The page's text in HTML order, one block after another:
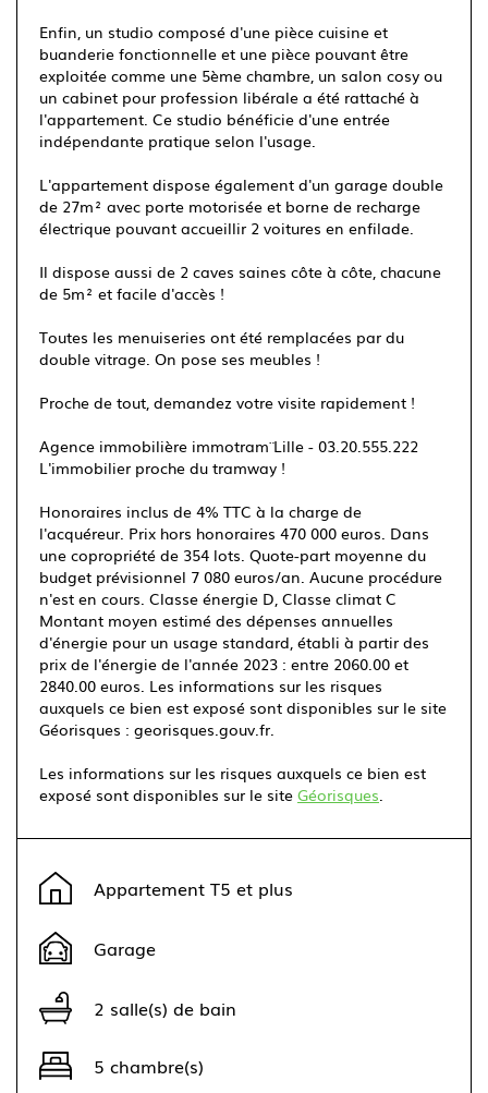
Enfin, un studio composé d'une pièce cuisine et
buanderie fonctionnelle et une pièce pouvant être
exploitée comme une 5ème chambre, un salon cosy ou
un cabinet pour profession libérale a été rattaché à
l'appartement. Ce studio bénéficie d'une entrée
indépendante pratique selon l'usage.
L'appartement dispose également d'un garage double
de 27m² avec porte motorisée et borne de recharge
électrique pouvant accueillir 2 voitures en enfilade.
Il dispose aussi de 2 caves saines côte à côte, chacune
de 5m² et facile d'accès !
Toutes les menuiseries ont été remplacées par du
double vitrage. On pose ses meubles !
Proche de tout, demandez votre visite rapidement !
Agence immobilière immotram¨ Lille - 03.20.555.222
L'immobilier proche du tramway !
Honoraires inclus de 4% TTC à la charge de
l'acquéreur. Prix hors honoraires 470 000 euros. Dans
une copropriété de 354 lots. Quote-part moyenne du
budget prévisionnel 7 080 euros/an. Aucune procédure
n'est en cours. Classe énergie D, Classe climat C
Montant moyen estimé des dépenses annuelles
d'énergie pour un usage standard, établi à partir des
prix de l'énergie de l'année 2023 : entre 2060.00 et
2840.00 euros. Les informations sur les risques
auxquels ce bien est exposé sont disponibles sur le site
Géorisques : georisques.gouv.fr.
Les informations sur les risques auxquels ce bien est
exposé sont disponibles sur le site Géorisques.
+
−
Appartement T5 et plus
Garage
2 salle(s) de bain
5 chambre(s)